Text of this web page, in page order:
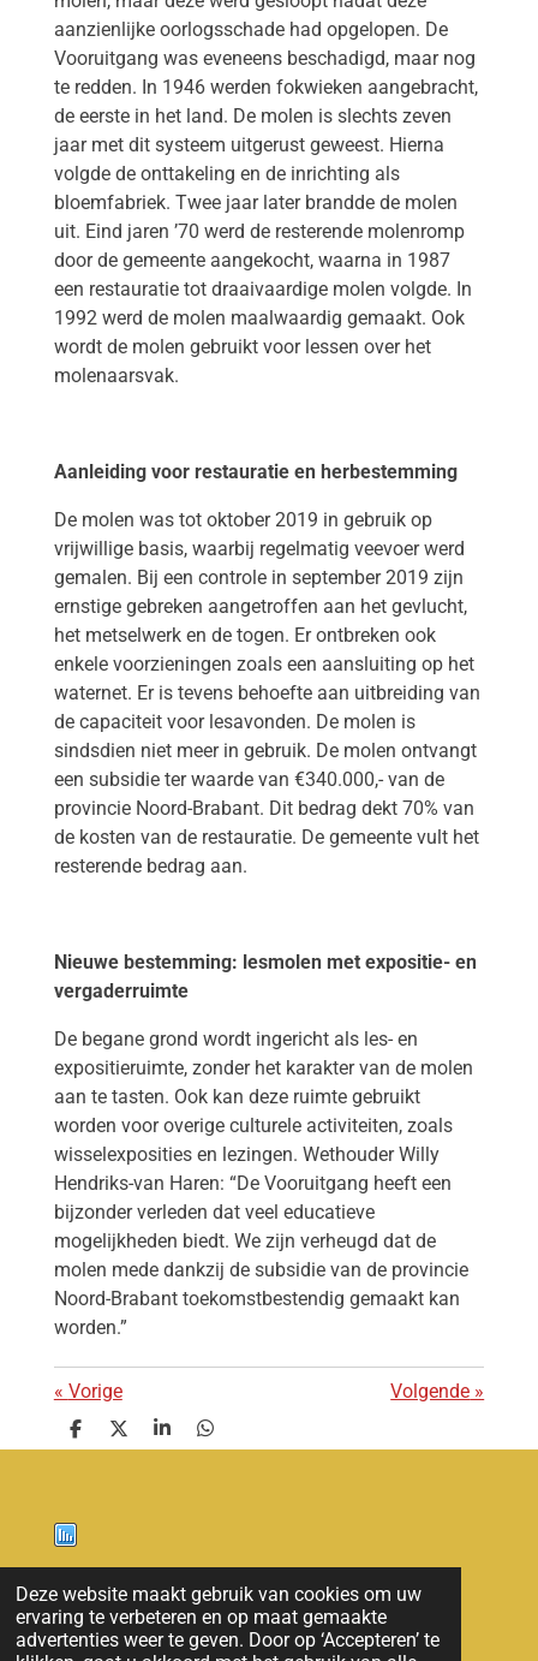
Deze website maakt gebruik van cookies om uw
ervaring te verbeteren en op maat gemaakte
advertenties weer te geven. Door op ‘Accepteren’ te
aanzienlijke oorlogsschade had opgelopen. De
Vooruitgang was eveneens beschadigd, maar nog
te redden. In 1946 werden fokwieken aangebracht,
de eerste in het land. De molen is slechts zeven
jaar met dit systeem uitgerust geweest. Hierna
volgde de onttakeling en de inrichting als
bloemfabriek. Twee jaar later brandde de molen
uit. Eind jaren ’70 werd de resterende molenromp
door de gemeente aangekocht, waarna in 1987
een restauratie tot draaivaardige molen volgde. In
1992 werd de molen maalwaardig gemaakt. Ook
wordt de molen gebruikt voor lessen over het
molenaarsvak.
Aanleiding voor restauratie en herbestemming
De molen was tot oktober 2019 in gebruik op
vrijwillige basis, waarbij regelmatig veevoer werd
gemalen. Bij een controle in september 2019 zijn
ernstige gebreken aangetroffen aan het gevlucht,
het metselwerk en de togen. Er ontbreken ook
enkele voorzieningen zoals een aansluiting op het
waternet. Er is tevens behoefte aan uitbreiding van
de capaciteit voor lesavonden. De molen is
sindsdien niet meer in gebruik. De molen ontvangt
een subsidie ter waarde van €340.000,- van de
provincie Noord-Brabant. Dit bedrag dekt 70% van
de kosten van de restauratie. De gemeente vult het
resterende bedrag aan.
Nieuwe bestemming: lesmolen met expositie- en
vergaderruimte
De begane grond wordt ingericht als les- en
expositieruimte, zonder het karakter van de molen
aan te tasten. Ook kan deze ruimte gebruikt
worden voor overige culturele activiteiten, zoals
wisselexposities en lezingen. Wethouder Willy
Hendriks-van Haren: “De Vooruitgang heeft een
bijzonder verleden dat veel educatieve
mogelijkheden biedt. We zijn verheugd dat de
molen mede dankzij de subsidie van de provincie
Noord-Brabant toekomstbestendig gemaakt kan
worden.”
« Vorige Volgende »
D
e
D
e
S
h
D
e
Nieuws
© 2011 - 2026 overloon nieuws